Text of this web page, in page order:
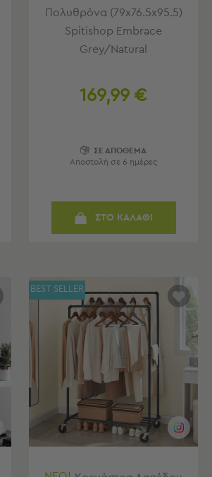
Πολυθρόνα (79x76.5x95.5)
Spitishop Embrace
Grey/Natural
169,99 €
ΣΕ ΑΠΟΘΕΜΑ
Αποστολή σε 6 ημέρες
ΣΤΟ ΚΑΛΑΘΙ
BEST SELLER